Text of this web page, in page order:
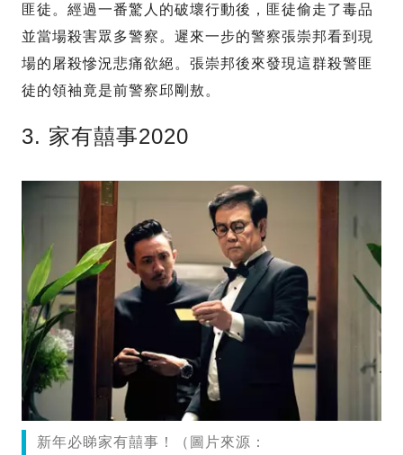
匪徒。經過一番驚人的破壞行動後，匪徒偷走了毒品
並當場殺害眾多警察。遲來一步的警察張崇邦看到現
場的屠殺慘況悲痛欲絕。張崇邦後來發現這群殺警匪
徒的領袖竟是前警察邱剛敖。
3. 家有囍事2020
新年必睇家有囍事！（圖片來源：